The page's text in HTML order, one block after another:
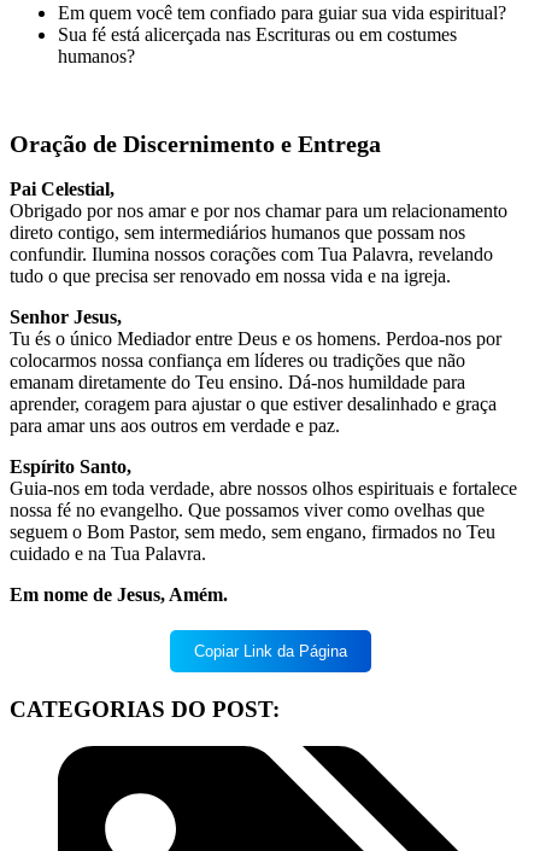
Em quem você tem confiado para guiar sua vida espiritual?
Sua fé está alicerçada nas Escrituras ou em costumes
humanos?
Oração de Discernimento e Entrega
Pai Celestial,
Obrigado por nos amar e por nos chamar para um relacionamento
direto contigo, sem intermediários humanos que possam nos
confundir. Ilumina nossos corações com Tua Palavra, revelando
tudo o que precisa ser renovado em nossa vida e na igreja.
Senhor Jesus,
Tu és o único Mediador entre Deus e os homens. Perdoa-nos por
colocarmos nossa confiança em líderes ou tradições que não
emanam diretamente do Teu ensino. Dá-nos humildade para
aprender, coragem para ajustar o que estiver desalinhado e graça
para amar uns aos outros em verdade e paz.
Espírito Santo,
Guia-nos em toda verdade, abre nossos olhos espirituais e fortalece
nossa fé no evangelho. Que possamos viver como ovelhas que
seguem o Bom Pastor, sem medo, sem engano, firmados no Teu
cuidado e na Tua Palavra.
Em nome de Jesus, Amém.
Copiar Link da Página
CATEGORIAS DO POST: